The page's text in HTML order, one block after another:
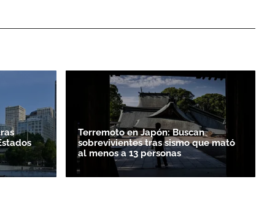
Terremoto en Japón: Buscan
sobrevivientes tras sismo que mató
al menos a 13 personas